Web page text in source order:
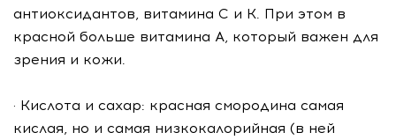
антиоксидантов, витамина С и К. При этом в
красной больше витамина А, который важен для
зрения и кожи.
· Кислота и сахар: красная смородина самая
кислая, но и самая низкокалорийная (в ней